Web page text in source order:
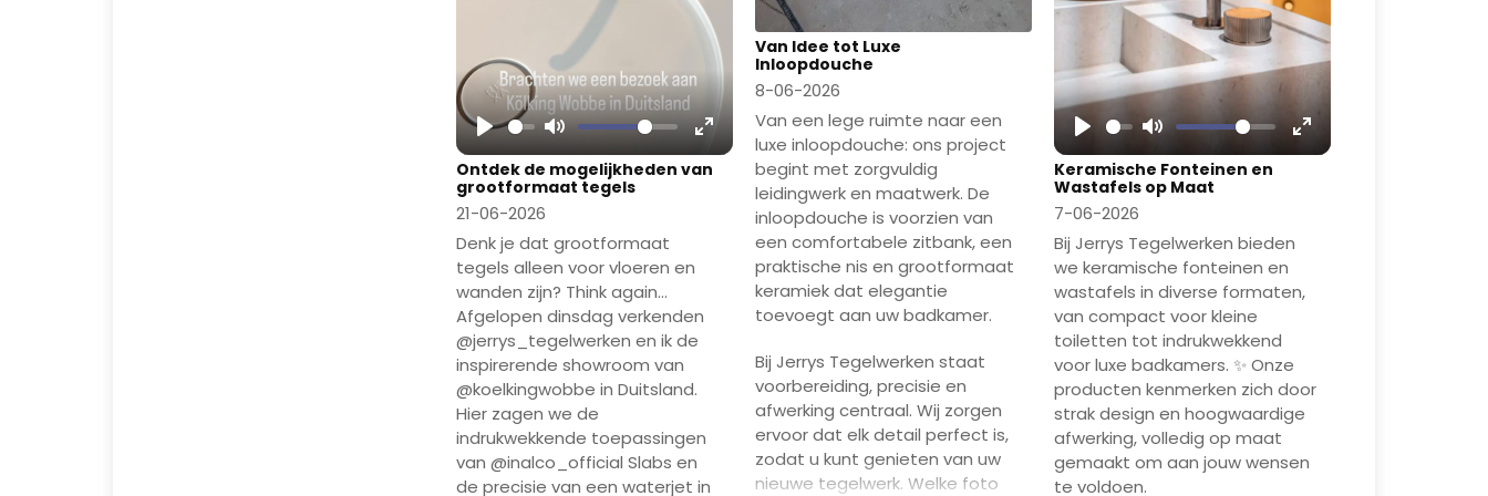
Play Mute
Enter
fullscreen
Ontdek de mogelijkheden van
grootformaat tegels
21-06-2026
Denk je dat grootformaat
tegels alleen voor vloeren en
wanden zijn? Think again…
Afgelopen dinsdag verkenden
@jerrys_tegelwerken en ik de
inspirerende showroom van
@koelkingwobbe in Duitsland.
Hier zagen we de
indrukwekkende toepassingen
van @inalco_official Slabs en
de precisie van een waterjet in
Van Idee tot Luxe
Inloopdouche
8-06-2026
Van een lege ruimte naar een
luxe inloopdouche: ons project
begint met zorgvuldig
leidingwerk en maatwerk. De
inloopdouche is voorzien van
een comfortabele zitbank, een
praktische nis en grootformaat
keramiek dat elegantie
toevoegt aan uw badkamer.
Bij Jerrys Tegelwerken staat
voorbereiding, precisie en
afwerking centraal. Wij zorgen
ervoor dat elk detail perfect is,
zodat u kunt genieten van uw
nieuwe tegelwerk. Welke foto
Play Mute
Enter
Keramische Fonteinen en
Wastafels op Maat
7-06-2026
Bij Jerrys Tegelwerken bieden
we keramische fonteinen en
wastafels in diverse formaten,
van compact voor kleine
toiletten tot indrukwekkend
voor luxe badkamers. ✨ Onze
producten kenmerken zich door
strak design en hoogwaardige
afwerking, volledig op maat
gemaakt om aan jouw wensen
te voldoen.